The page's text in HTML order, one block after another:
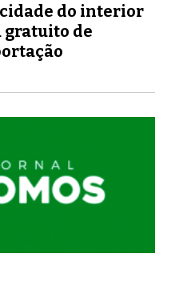
do interior
gratuito de